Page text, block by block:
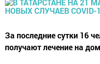
За последние сутки 16
получают лечение на